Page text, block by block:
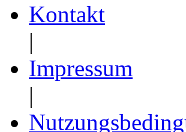
Kontakt
|
Impressum
|